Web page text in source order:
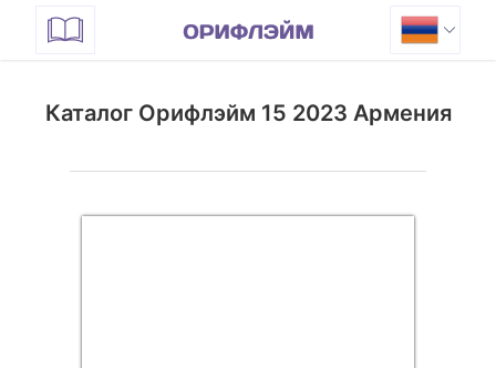
Каталог Орифлэйм 15 2023 Армения